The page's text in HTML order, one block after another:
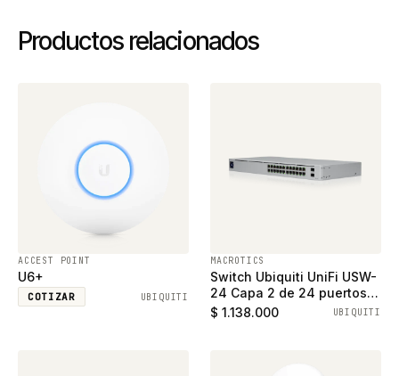
Productos relacionados
ACCEST POINT
U6+
COTIZAR UBIQUITI
MACROTICS
Switch Ubiquiti UniFi USW-
24 Capa 2 de 24 puertos
ethernet gigabit y 2
$ 1.138.000 UBIQUITI